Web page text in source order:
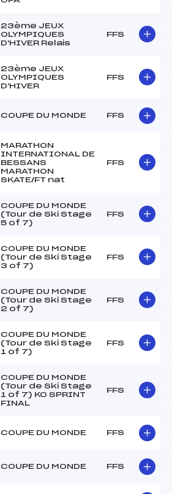
23ème JEUX
OLYMPIQUES
D'HIVER Relais
FFS
23ème JEUX
OLYMPIQUES
D'HIVER
FFS
COUPE DU MONDE FFS
MARATHON
INTERNATIONAL DE
BESSANS
MARATHON
SKATE/FT nat
FFS
COUPE DU MONDE
(Tour de Ski Stage
5 of 7)
FFS
COUPE DU MONDE
(Tour de Ski Stage
3 of 7)
FFS
COUPE DU MONDE
(Tour de Ski Stage
2 of 7)
FFS
COUPE DU MONDE
(Tour de Ski Stage
1 of 7)
FFS
COUPE DU MONDE
(Tour de Ski Stage
1 of 7) KO SPRINT
FINAL
FFS
COUPE DU MONDE FFS
COUPE DU MONDE FFS